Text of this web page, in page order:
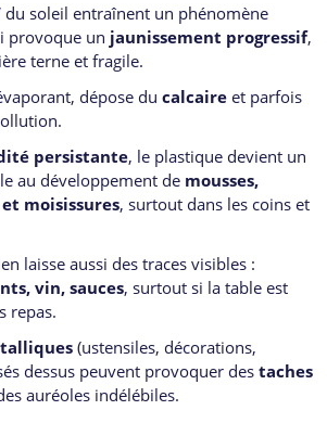
du soleil entraînent un phénomène
provoque un jaunissement progressif,
terne et fragile.
dépose du calcaire et parfois
persistante, le plastique devient un
au développement de mousses,
moisissures, surtout dans les coins et
laisse aussi des traces visibles :
vin, sauces, surtout si la table est
repas.
(ustensiles, décorations,
dessus peuvent provoquer des taches
auréoles indélébiles.